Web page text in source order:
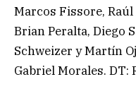
Marcos Fissore,
Brian Peralta, Diego
Schweizer y Martín
Gabriel Morales. DT: